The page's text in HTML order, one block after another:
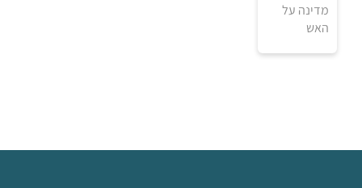
מדינה על
האש